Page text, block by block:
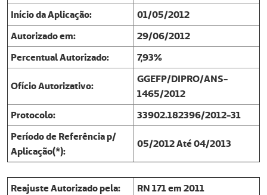
Início da Aplicação:
01/05/2012
Autorizado em:
29/06/2012
Percentual Autorizado:
7,93%
Ofício Autorizativo:
GGEFP/DIPRO/ANS-
1465/2012
Protocolo:
33902.182396/2012-31
Período de Referência p/
Aplicação(*):
05/2012 Até 04/2013
Reajuste Autorizado pela:
RN 171 em 2011